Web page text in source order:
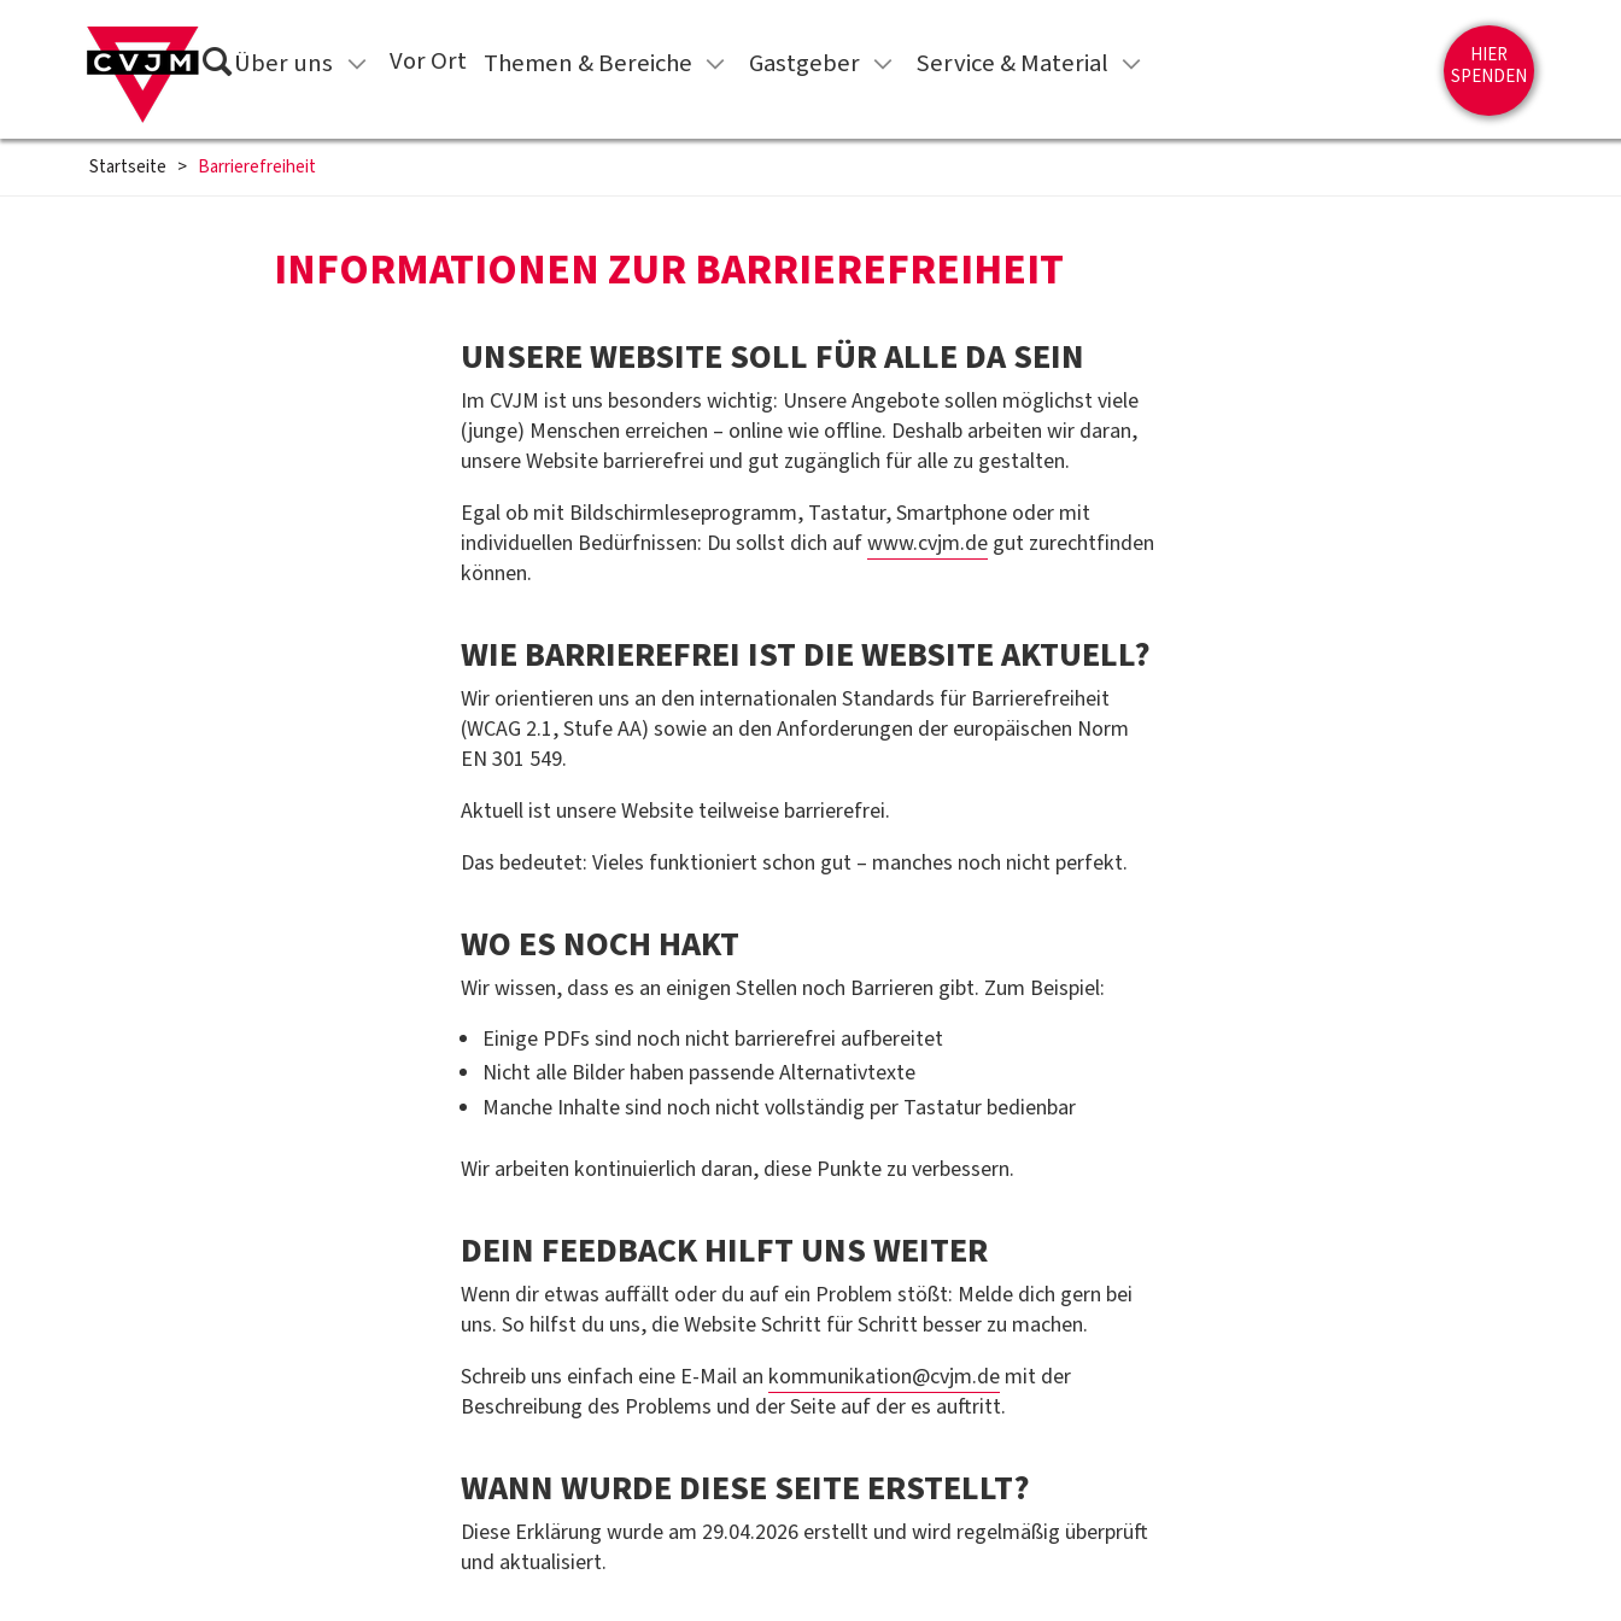
Direkt zum Inhalt springen
Suche
Über uns Vor Ort Themen & Bereiche Gastgeber Service & Material
HIER
SPENDEN
Startseite > Barrierefreiheit
INFORMATIONEN ZUR BARRIEREFREIHEIT
UNSERE WEBSITE SOLL FÜR ALLE DA SEIN
Im CVJM ist uns besonders wichtig: Unsere Angebote sollen möglichst viele
(junge) Menschen erreichen – online wie offline. Deshalb arbeiten wir daran,
unsere Website barrierefrei und gut zugänglich für alle zu gestalten.
Egal ob mit Bildschirmleseprogramm, Tastatur, Smartphone oder mit
individuellen Bedürfnissen: Du sollst dich aufwww.cvjm.de gut zurechtfinden
können.
WIE BARRIEREFREI IST DIE WEBSITE AKTUELL?
Wir orientieren uns an den internationalen Standards für Barrierefreiheit
(WCAG 2.1, Stufe AA) sowie an den Anforderungen der europäischen Norm
EN 301 549.
Aktuell ist unsere Website teilweise barrierefrei.
Das bedeutet: Vieles funktioniert schon gut – manches noch nicht perfekt.
WO ES NOCH HAKT
Wir wissen, dass es an einigen Stellen noch Barrieren gibt. Zum Beispiel:
Einige PDFs sind noch nicht barrierefrei aufbereitet
Nicht alle Bilder haben passende Alternativtexte
Manche Inhalte sind noch nicht vollständig per Tastatur bedienbar
Wir arbeiten kontinuierlich daran, diese Punkte zu verbessern.
DEIN FEEDBACK HILFT UNS WEITER
Wenn dir etwas auffällt oder du auf ein Problem stößt: Melde dich gern bei
uns. So hilfst du uns, die Website Schritt für Schritt besser zu machen.
Schreib uns einfach eine E-Mail an kommunikation@cvjm.de mit der
Beschreibung des Problems und der Seite auf der es auftritt.
WANN WURDE DIESE SEITE ERSTELLT?
Diese Erklärung wurde am 29.04.2026 erstellt und wird regelmäßig überprüft
und aktualisiert.